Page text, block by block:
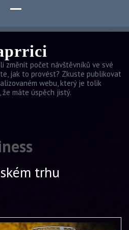
změnit počet návštěvníků ve své
jak to provést? Zkuste publikovat
webu, který je tolik
že máte úspěch jistý.
trhu